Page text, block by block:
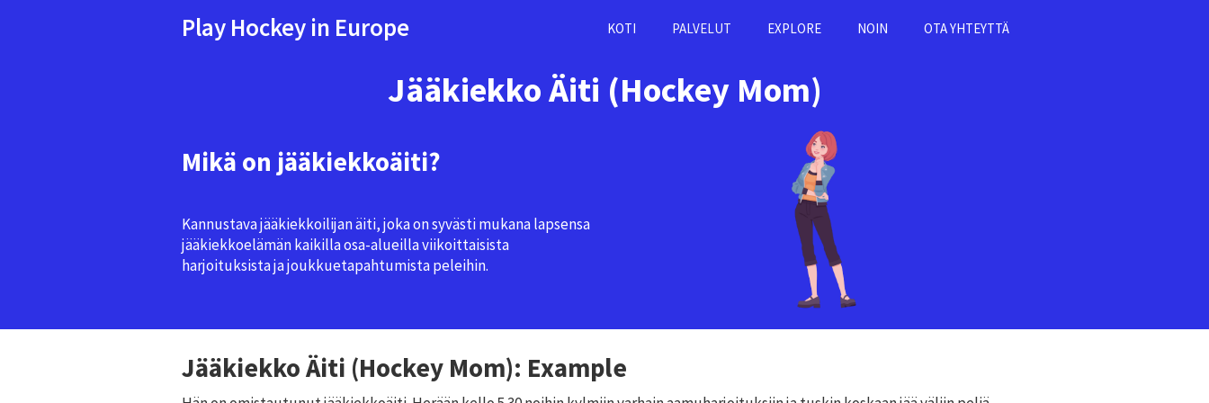
Play Hockey in Europe KOTI PALVELUT EXPLORE NOIN OTA YHTEYTTÄ
Jääkiekko Äiti (Hockey Mom)
Mikä on jääkiekkoäiti?
Kannustava jääkiekkoilijan äiti, joka on syvästi mukana lapsensa
jääkiekkoelämän kaikilla osa-alueilla viikoittaisista
harjoituksista ja joukkuetapahtumista peleihin.
Jääkiekko Äiti (Hockey Mom): Example